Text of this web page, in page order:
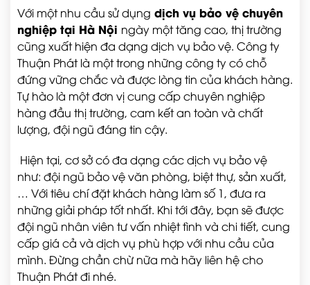
Với một nhu cầu sử dụng dịch vụ bảo vệ chuyên
nghiệp tại Hà Nội ngày một tăng cao, thị trường
cũng xuất hiện đa dạng dịch vụ bảo vệ. Công ty
Thuận Phát là một trong những công ty có chỗ
đứng vững chắc và được lòng tin của khách hàng.
Tự hào là một đơn vị cung cấp chuyên nghiệp
hàng đầu thị trường, cam kết an toàn và chất
lượng, đội ngũ đáng tin cậy.
Hiện tại, cơ sở có đa dạng các dịch vụ bảo vệ
như: đội ngũ bảo vệ văn phòng, biệt thự, sản xuất,
… Với tiêu chí đặt khách hàng làm số 1, đưa ra
những giải pháp tốt nhất. Khi tới đây, bạn sẽ được
đội ngũ nhân viên tư vấn nhiệt tình và chi tiết, cung
cấp giá cả và dịch vụ phù hợp với nhu cầu của
mình. Đừng chần chừ nữa mà hãy liên hệ cho
Thuận Phát đi nhé.